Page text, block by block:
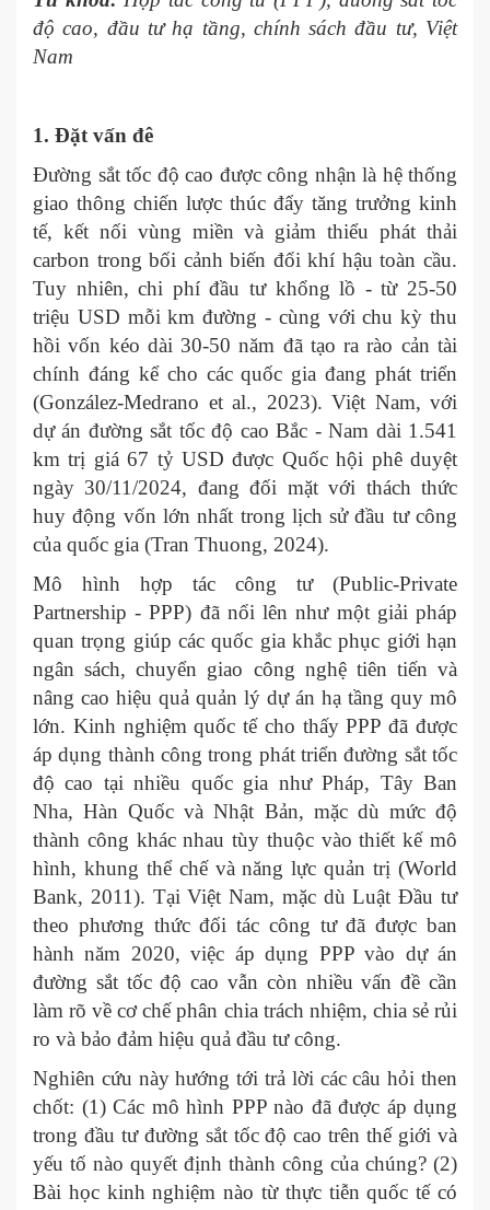
độ cao, đầu tư hạ tầng, chính sách đầu tư, Việt
Nam
1. Đặt vấn đê
Đường sắt tốc độ cao được công nhận là hệ thống
giao thông chiến lược thúc đẩy tăng trưởng kinh
tế, kết nối vùng miền và giảm thiểu phát thải
carbon trong bối cảnh biến đổi khí hậu toàn cầu.
Tuy nhiên, chi phí đầu tư khổng lồ - từ 25-50
triệu USD mỗi km đường - cùng với chu kỳ thu
hồi vốn kéo dài 30-50 năm đã tạo ra rào cản tài
chính đáng kể cho các quốc gia đang phát triển
(González-Medrano et al., 2023). Việt Nam, với
dự án đường sắt tốc độ cao Bắc - Nam dài 1.541
km trị giá 67 tỷ USD được Quốc hội phê duyệt
ngày 30/11/2024, đang đối mặt với thách thức
huy động vốn lớn nhất trong lịch sử đầu tư công
của quốc gia (Tran Thuong, 2024). ​
Mô hình hợp tác công tư (Public-Private
Partnership - PPP) đã nổi lên như một giải pháp
quan trọng giúp các quốc gia khắc phục giới hạn
ngân sách, chuyển giao công nghệ tiên tiến và
nâng cao hiệu quả quản lý dự án hạ tầng quy mô
lớn. Kinh nghiệm quốc tế cho thấy PPP đã được
áp dụng thành công trong phát triển đường sắt tốc
độ cao tại nhiều quốc gia như Pháp, Tây Ban
Nha, Hàn Quốc và Nhật Bản, mặc dù mức độ
thành công khác nhau tùy thuộc vào thiết kế mô
hình, khung thể chế và năng lực quản trị (World
Bank, 2011). Tại Việt Nam, mặc dù Luật Đầu tư
theo phương thức đối tác công tư đã được ban
hành năm 2020, việc áp dụng PPP vào dự án
đường sắt tốc độ cao vẫn còn nhiều vấn đề cần
làm rõ về cơ chế phân chia trách nhiệm, chia sẻ rủi
ro và bảo đảm hiệu quả đầu tư công. ​
Nghiên cứu này hướng tới trả lời các câu hỏi then
chốt: (1) Các mô hình PPP nào đã được áp dụng
trong đầu tư đường sắt tốc độ cao trên thế giới và
yếu tố nào quyết định thành công của chúng? (2)
Bài học kinh nghiệm nào từ thực tiễn quốc tế có